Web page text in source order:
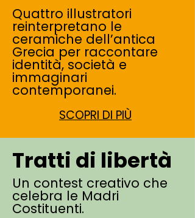
Quattro illustratori
reinterpretano le
ceramiche dell’antica
Grecia per raccontare
identità, società e
immaginari
contemporanei.
SCOPRI DI PIÙ
Tratti di libertà
Un contest creativo che
celebra le Madri
Costituenti.